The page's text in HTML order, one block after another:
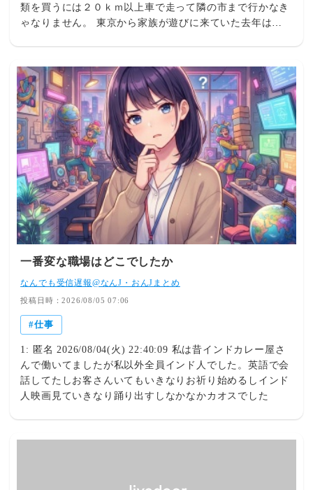
類を買うには２０ｋｍ以上車で走って隣の市まで行かなき
ゃなりません。 東京から家族が遊びに来ていた去年は自
一番変な職場はどこでしたか
なんでも受信遅報@なんJ・おんJまとめ
投稿日時：2026/08/05 07:06
仕事
1: 匿名 2026/08/04(火) 22:40:09 私は昔インドカレー屋さ
んで働いてましたが私以外全員インド人でした。英語で会
話してたしお客さんいてもいきなりお祈り始めるしインド
人映画見ていきなり踊り出すしなかなかカオスでした